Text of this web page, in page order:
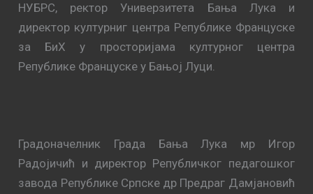
НУБРС, ректор Универзитета Бања Лука и
директор културниг центра Републике Француске
за БиХ у просторијама културног центра
Републике Француске у Бањој Луци.
Градоначелник Града Бања Лука мр Игор
Радојичић и директор Републичког педагошког
завода Републике Српске др Предраг Дамјановић